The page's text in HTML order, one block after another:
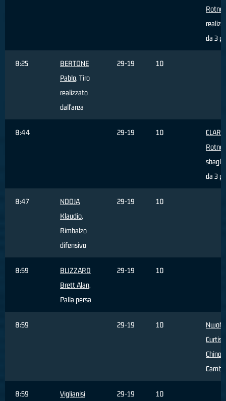
Rotnei
da 3
8:25
BERTONE
Pablo, Tiro
realizzato
dall'area
29-19 10
8:44 29-19 10
Rotnei
da 3
8:47
NDOJA
Klaudio,
Rimbalzo
difensivo
29-19 10
8:59
BLIZZARD
Brett Alan,
Palla persa
29-19 10
8:59 29-19 10
Curtis
8:59 Viglianisi 29-19 10